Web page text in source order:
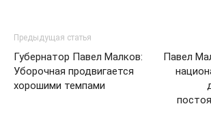
Предыдущая статья
Губернатор Павел Малков:
Уборочная продвигается
хорошими темпами
Павел